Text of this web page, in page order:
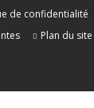
de confidentialité
Plan du site